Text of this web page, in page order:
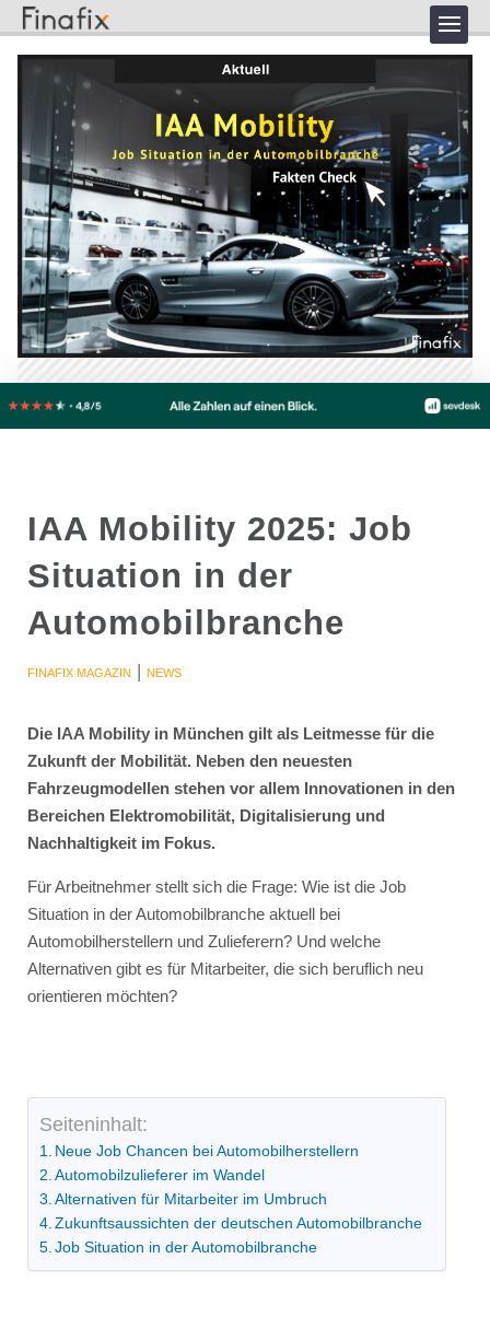
IAA Mobility 2025: Job
Situation in der
Automobilbranche
FINAFIX MAGAZIN | NEWS
Die IAA Mobility in München gilt als Leitmesse für die
Zukunft der Mobilität. Neben den neuesten
Fahrzeugmodellen stehen vor allem Innovationen in den
Bereichen Elektromobilität, Digitalisierung und
Nachhaltigkeit im Fokus.
Für Arbeitnehmer stellt sich die Frage: Wie ist die Job
Situation in der Automobilbranche aktuell bei
Automobilherstellern und Zulieferern? Und welche
Alternativen gibt es für Mitarbeiter, die sich beruflich neu
orientieren möchten?
Seiteninhalt:
Neue Job Chancen bei Automobilherstellern
Automobilzulieferer im Wandel
Alternativen für Mitarbeiter im Umbruch
Zukunftsaussichten der deutschen Automobilbranche
Job Situation in der Automobilbranche